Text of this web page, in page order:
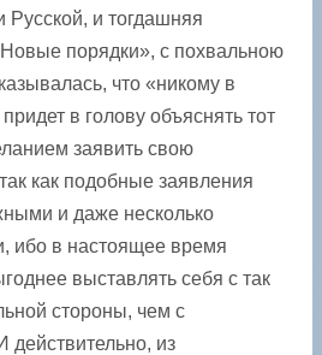
Русской, и тогдашняя
порядки», с похвальною
что «никому в
в голову объяснять тот
заявить свою
как подобные заявления
и даже несколько
ибо в настоящее время
выставлять себя с так
стороны, чем с
действительно, из